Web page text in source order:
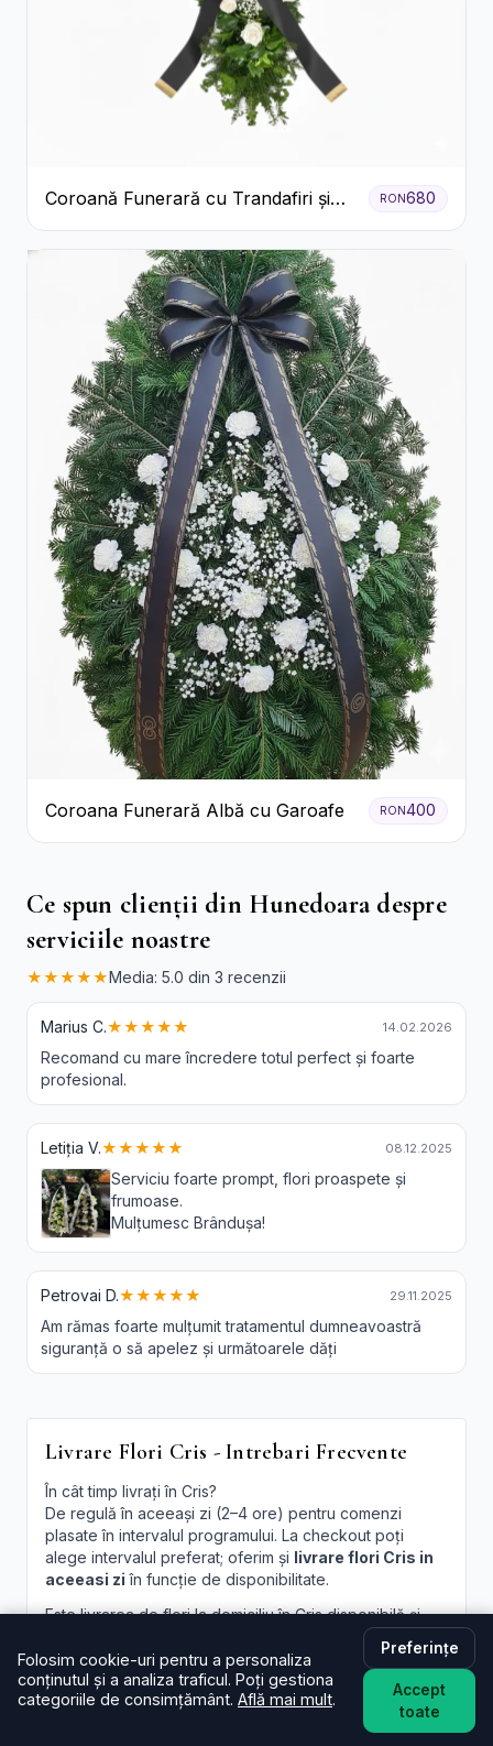
Coroană Funerară cu Trandafiri și
Crini
RON680
Coroana Funerară Albă cu Garoafe RON400
Ce spun clienții din Hunedoara despre
serviciile noastre
★★★★★Media: 5.0 din 3 recenzii
Marius C.★★★★★ 14.02.2026
Recomand cu mare încredere totul perfect și foarte
profesional.
Letiția V.★★★★★ 08.12.2025
Serviciu foarte prompt, flori proaspete și
frumoase.
Mulțumesc Brândușa!
Petrovai D.★★★★★ 29.11.2025
Am rămas foarte mulțumit tratamentul dumneavoastră
siguranță o să apelez și următoarele dăți
Livrare Flori Cris - Intrebari Frecvente
În cât timp livrați în Cris?
De regulă în aceeași zi (2–4 ore) pentru comenzi
plasate în intervalul programului. La checkout poți
alege intervalul preferat; oferim și livrare flori Cris in
aceeasi zi în funcție de disponibilitate.
Este livrarea de flori la domiciliu în Cris disponibilă și
Da, în majoritatea cazurilor livrăm și sâmbăta. În
perioade aglomerate pot exista sloturi limitate, afișate
la finalizare.
Pot programa livrarea pentru o oră anume în Cris?
Folosim cookie-uri pentru a personaliza
conținutul și a analiza traficul. Poți gestiona
categoriile de consimțământ. Află mai mult.
Preferințe
Accept
toate